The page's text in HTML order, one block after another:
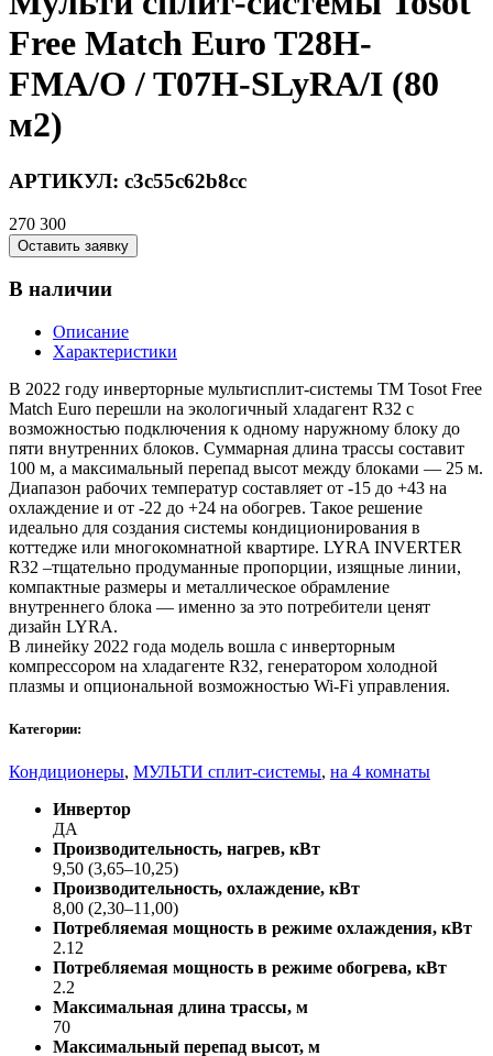
Free Match Euro T28H-
FMA/O / T07H-SLyRA/I (80
м2)
АРТИКУЛ: c3c55c62b8cc
270 300
Оставить заявку
В наличии
Описание
Характеристики
В 2022 году инверторные мультисплит-системы ТМ Tosot Free
Match Euro перешли на экологичный хладагент R32 с
возможностью подключения к одному наружному блоку до
пяти внутренних блоков. Суммарная длина трассы составит
100 м, а максимальный перепад высот между блоками — 25 м.
Диапазон рабочих температур составляет от -15 до +43 на
охлаждение и от -22 до +24 на обогрев. Такое решение
идеально для создания системы кондиционирования в
коттедже или многокомнатной квартире. LYRA INVERTER
R32 –тщательно продуманные пропорции, изящные линии,
компактные размеры и металлическое обрамление
внутреннего блока — именно за это потребители ценят
дизайн LYRA.
В линейку 2022 года модель вошла с инверторным
компрессором на хладагенте R32, генератором холодной
плазмы и опциональной возможностью Wi-Fi управления.
Категории:
Кондиционеры, МУЛЬТИ сплит-системы, на 4 комнаты
Инвертор
ДА
Производительность, нагрев, кВт
9,50 (3,65–10,25)
Производительность, охлаждение, кВт
8,00 (2,30–11,00)
Потребляемая мощность в режиме охлаждения, кВт
2.12
Потребляемая мощность в режиме обогрева, кВт
2.2
Максимальная длина трассы, м
70
Максимальный перепад высот, м